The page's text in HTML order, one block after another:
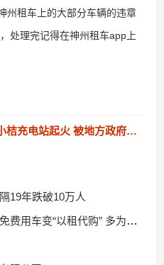
州租车上的大部分车辆的违章
处理完记得在神州租车app上
下一篇：【独家】滴滴旗下小桔充电站起火 被地方政府下线整顿
19年跌破10万人
变“以租代购” 多为中介违规操作